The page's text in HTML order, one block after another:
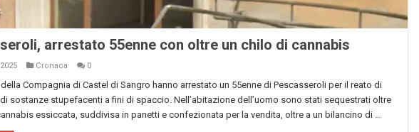
arrestato 55enne con oltre un chilo di cannabis
Cronaca 0
Compagnia di Castel di Sangro hanno arrestato un 55enne di Pescasseroli per il reato di
sostanze stupefacenti a fini di spaccio. Nell’abitazione dell’uomo sono stati sequestrati oltre
essiccata, suddivisa in panetti e confezionata per la vendita, oltre a un bilancino di …